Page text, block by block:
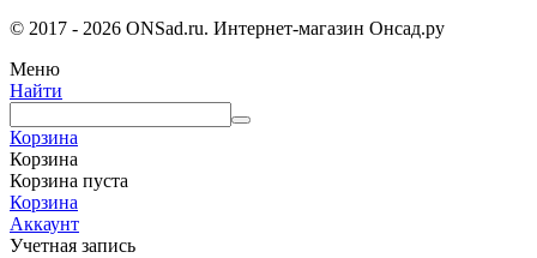
© 2017 - 2026 ONSad.ru. Интернет-магазин Онсад.ру
Меню
Найти
Корзина
Корзина
Корзина пуста
Корзина
Аккаунт
Учетная запись